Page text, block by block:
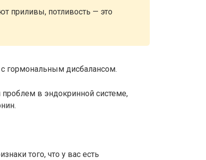
приливы, потливость — это
гормональным дисбалансом.
в эндокринной системе,
того, что у вас есть